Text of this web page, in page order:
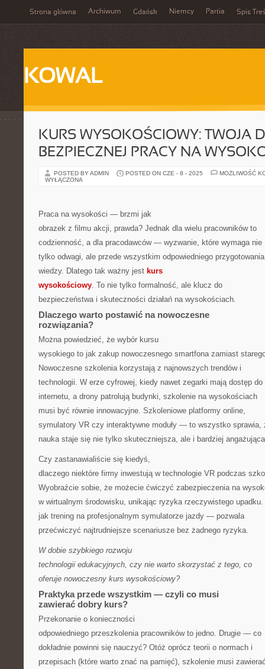
Strona główna Archiwum Gdańsk Niemcy Partia Spis
KOWAL
KURS WYSOKOŚCIOWY: TWOJA
BEZPIECZNEJ PRACY NA
POSTED BY ADMIN POSTED ON CZE - 8 - 2025
MOŻLIWOŚĆ
WYŁĄCZONA
Praca na wysokości — brzmi jak
obrazek z filmu akcji, prawda? Jednak dla wielu pracowników to
codzienność, a dla pracodawców — wyzwanie, które wymaga nie
tylko odwagi, ale przede wszystkim odpowiedniego
wiedzy. Dlatego tak ważny jest kurs
wysokościowy. To nie tylko formalność, ale klucz do
bezpieczeństwa i skuteczności działań na wysokościach.
Dlaczego warto postawić na nowoczesne
rozwiązania?
Można powiedzieć, że wybór kursu
wysokiego to jak zakup nowoczesnego smartfona zamiast
Nowoczesne szkolenia korzystają z najnowszych trendów i
technologii. W erze cyfrowej, kiedy nawet zegarki mają dostęp do
internetu, a drony patrolują budynki, szkolenie na wysokościach
musi być równie innowacyjne. Szkoleniowe platformy online,
symulatory VR czy interaktywne moduły — to wszystko sprawia,
nauka staje się nie tylko skuteczniejsza, ale i bardziej
Czy zastanawialiście się kiedyś,
dlaczego niektóre firmy inwestują w technologie VR podczas
Wyobraźcie sobie, że możecie ćwiczyć zabezpieczenia na
w wirtualnym środowisku, unikając ryzyka rzeczywistego upadku.
jak trening na profesjonalnym symulatorze jazdy — pozwala
przećwiczyć najtrudniejsze scenariusze bez żadnego ryzyka.
W dobie szybkiego rozwoju
technologii edukacyjnych, czy nie warto skorzystać z tego, co
oferuje nowoczesny kurs wysokościowy?
Praktyka przede wszystkim — czyli co musi
zawierać dobry kurs?
Przekonanie o konieczności
odpowiedniego przeszkolenia pracowników to jedno. Drugie — co
dokładnie powinni się nauczyć? Otóż oprócz teorii o normach i
przepisach (które warto znać na pamięć), szkolenie musi